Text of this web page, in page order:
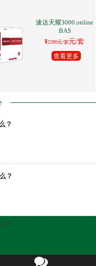
速达天耀3000.online
BAS
¥2280元/套元/套
查看更多
？
？
号